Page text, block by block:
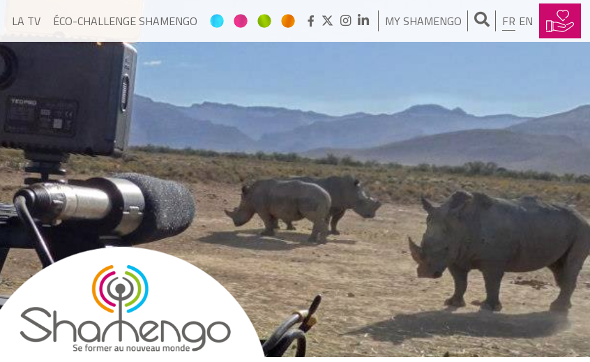
LA TV ÉCO-CHALLENGE SHAMENGO MY SHAMENGO FR EN
qu'elle vous a donné, en
récupérant à domicile vos
biodéchets
JOSE CARLOS VARGAS
J’absorbe toute tache d’huile,
essence et pétrole avec ma
fibre écologique.
ALEXANDRE DUBERNARD
J’installe des climatisations
naturelles au dessus de vos
têtes
DAMIEN VERGNAUD
Mon innovation protège les
rhinocéros du braconnage
HOWARD WEINSTEIN
J’aide les malentendants des
pays pauvres à s’appareiller